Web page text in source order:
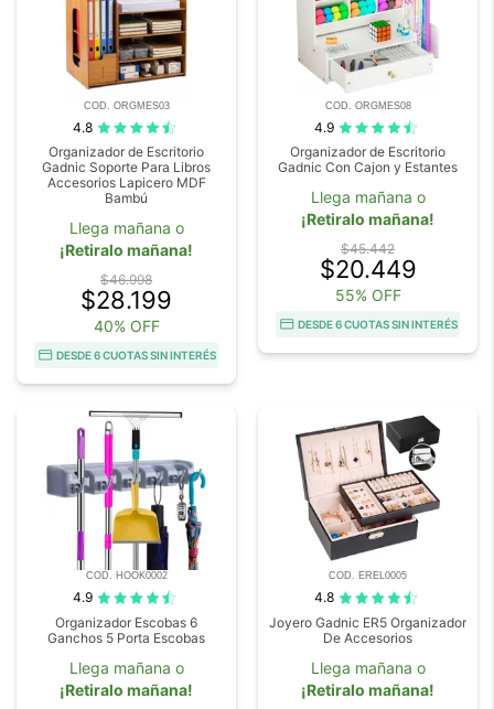
COD. ORGMES03
4.8
Organizador de Escritorio
Gadnic Soporte Para Libros
Accesorios Lapicero MDF
Bambú
Llega mañana o
¡Retiralo mañana!
$46.998
$28.199
40% OFF
DESDE 6 CUOTAS SIN INTERÉS
COD. ORGMES08
4.9
Organizador de Escritorio
Gadnic Con Cajon y Estantes
Llega mañana o
¡Retiralo mañana!
$45.442
$20.449
55% OFF
DESDE 6 CUOTAS SIN INTERÉS
COD. HOOK0002
4.9
Organizador Escobas 6
Ganchos 5 Porta Escobas
Llega mañana o
¡Retiralo mañana!
COD. EREL0005
4.8
Joyero Gadnic ER5 Organizador
De Accesorios
Llega mañana o
¡Retiralo mañana!